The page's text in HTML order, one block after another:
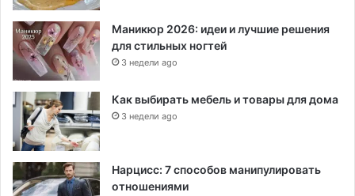
Маникюр 2026: идеи и лучшие решения
для стильных ногтей
3 недели ago
Как выбирать мебель и товары для дома
3 недели ago
Нарцисс: 7 способов манипулировать
отношениями